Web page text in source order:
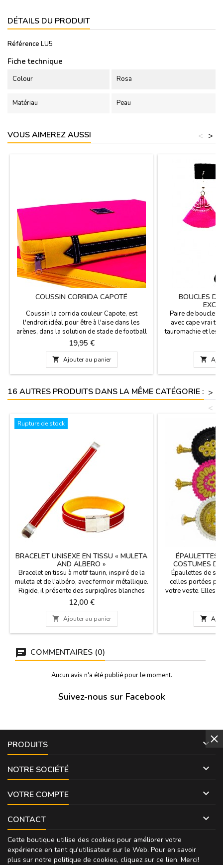
DÉTAILS DU PRODUIT
Référence LU5
Fiche technique
Colour Rosa
Matériau Peau
VOUS AIMEREZ AUSSI >
<
COUSSIN CORRIDA CAPOTÉ
Coussin la corrida couleur Capote, est
l'endroit idéal pour être à l'aise dans les
arènes, dans la solution de stade de football
ou le champ. Le tissu est fuchsia et l'inverse
est similicuir fuchsia, est la poignée en cuir et
fermeture éclair. Lavable à l'eau froide. Nous
vous garantissons les meilleurs matériaux de
qualité. Fabriqué en Espagne. Taille:...
Prix
19,95 €
 Ajouter au panier
BOUCLES
Paire de boucles
avec cape vrai
tauromachie et les

16 AUTRES PRODUITS DANS LA MÊME CATÉGORIE : >
<
Rupture de stock
BRACELET UNISEXE EN TISSU « MULETA
AND ALBERO »
Bracelet en tissu à motif taurin, inspiré de la
muleta et de l'albéro, avec fermoir métallique.
Rigide, il présente des surpiqûres blanches
évoquant la muleta d'un torero. Le fermoir
métallique est sécurisé. Ce bracelet allie la
tradition des arènes à un style urbain et
résistant. Dimensions : 1,3 cm de large x 21
cm de long. Ajustable à la longueur...
Prix
12,00 €
 Ajouter au panier
ÉPAULETTES
COSTUMES
Épaulettes de
celles portées
votre veste. Elles
couleurs,
broderies dorées.
par un tailleur,
épaules de votre

COMMENTAIRES (0)
Aucun avis n'a été publié pour le moment.
Suivez-nous sur Facebook
PRODUITS 
NOTRE SOCIÉTÉ 
VOTRE COMPTE 
CONTACT 
Cette boutique utilise des cookies pour améliorer votre
expérience en tant qu'utilisateur sur le Web. Pour en savoir
plus sur notre politique de cookies, cliquez sur ce lien. Merci!